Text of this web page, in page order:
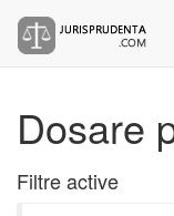
Dosare
Filtre active